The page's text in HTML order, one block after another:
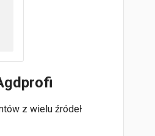
z wielu źródeł